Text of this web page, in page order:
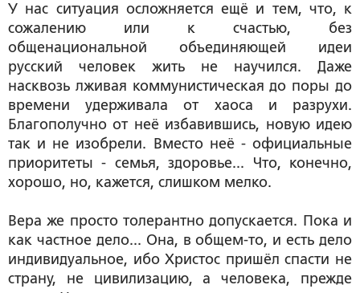
У нас ситуация осложняется ещё и тем, что, к
сожалению или к счастью, без
общенациональной объединяющей идеи
русский человек жить не научился. Даже
насквозь лживая коммунистическая до поры до
времени удерживала от хаоса и разрухи.
Благополучно от неё избавившись, новую идею
так и не изобрели. Вместо неё - официальные
приоритеты - семья, здоровье... Что, конечно,
хорошо, но, кажется, слишком мелко.
Вера же просто толерантно допускается. Пока и
как частное дело... Она, в общем-то, и есть дело
индивидуальное, ибо Христос пришёл спасти не
страну, не цивилизацию, а человека, прежде